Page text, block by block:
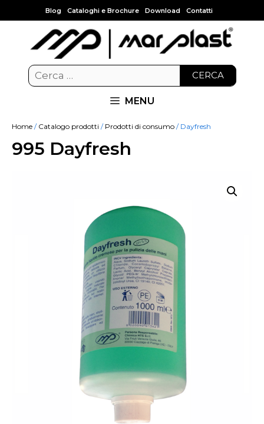
Blog Cataloghi e Brochure Download Contatti
CERCA
MENU
Home / Catalogo prodotti / Prodotti di consumo / Dayfresh
995 Dayfresh